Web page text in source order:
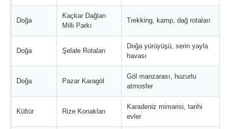
Doğa
Kaçkar Dağları
Milli Parkı
Trekking, kamp, dağ rotaları
Doğa Şelale Rotaları
Doğa yürüyüşü, serin yayla
havası
Doğa Pazar Karagöl
Göl manzarası, huzurlu
atmosfer
Kültür Rize Konakları
Karadeniz mimarisi, tarihi
evler